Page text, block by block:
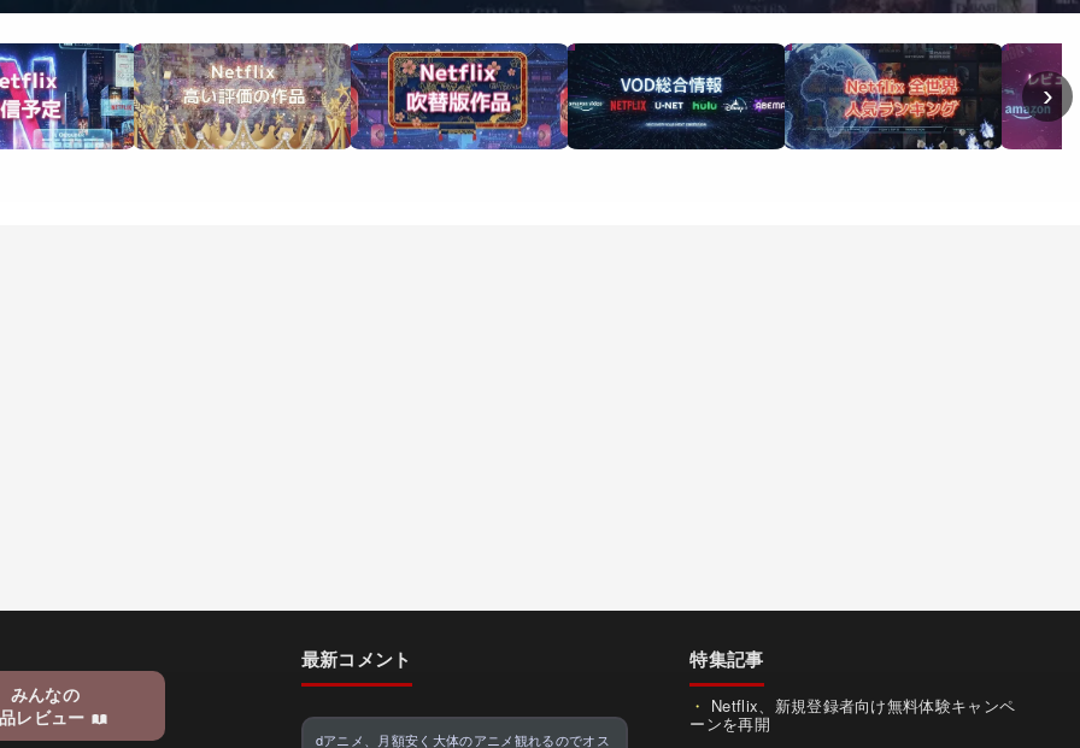
›
みんなの
レビュー
最新コメント
dアニメ、月額安く大体のアニメ観れるのでオス
特集記事
Netflix、新規登録者向け無料体験キャンペ
ーンを再開